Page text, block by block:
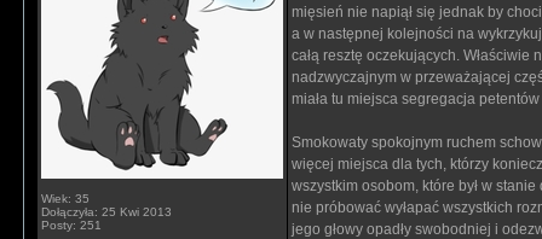
Wiek: 35
Dołączyła: 25 Kwi 2013
Posty: 251
mięsień nie napiął się jednak by
a w następnej kolejności na
całą resztę oczekujących.
nadzwyczajnym w przeważającej
miała tu miejsca segregacja
Smokowaty spokojnym ruchem
więcej miejsca dla tych, którzy
wszystkim osobom, które był w
nie próbować wyłapać wszystkich
jego głowy opadły swobodniej i